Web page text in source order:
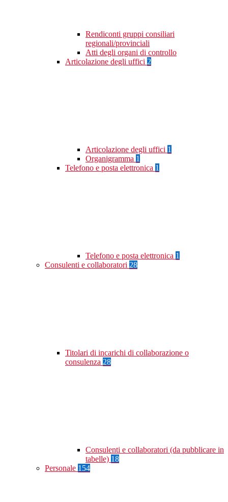
Rendiconti gruppi consiliari
regionali/provinciali
Atti degli organi di controllo
Articolazione degli uffici 2
Articolazione degli uffici 1
Organigramma 1
Telefono e posta elettronica 1
Telefono e posta elettronica 1
Consulenti e collaboratori 28
Titolari di incarichi di collaborazione o
consulenza 28
Consulenti e collaboratori (da pubblicare in
tabelle) 18
Personale 154